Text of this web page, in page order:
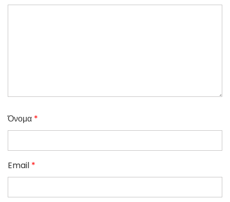
Όνομα *
Email *